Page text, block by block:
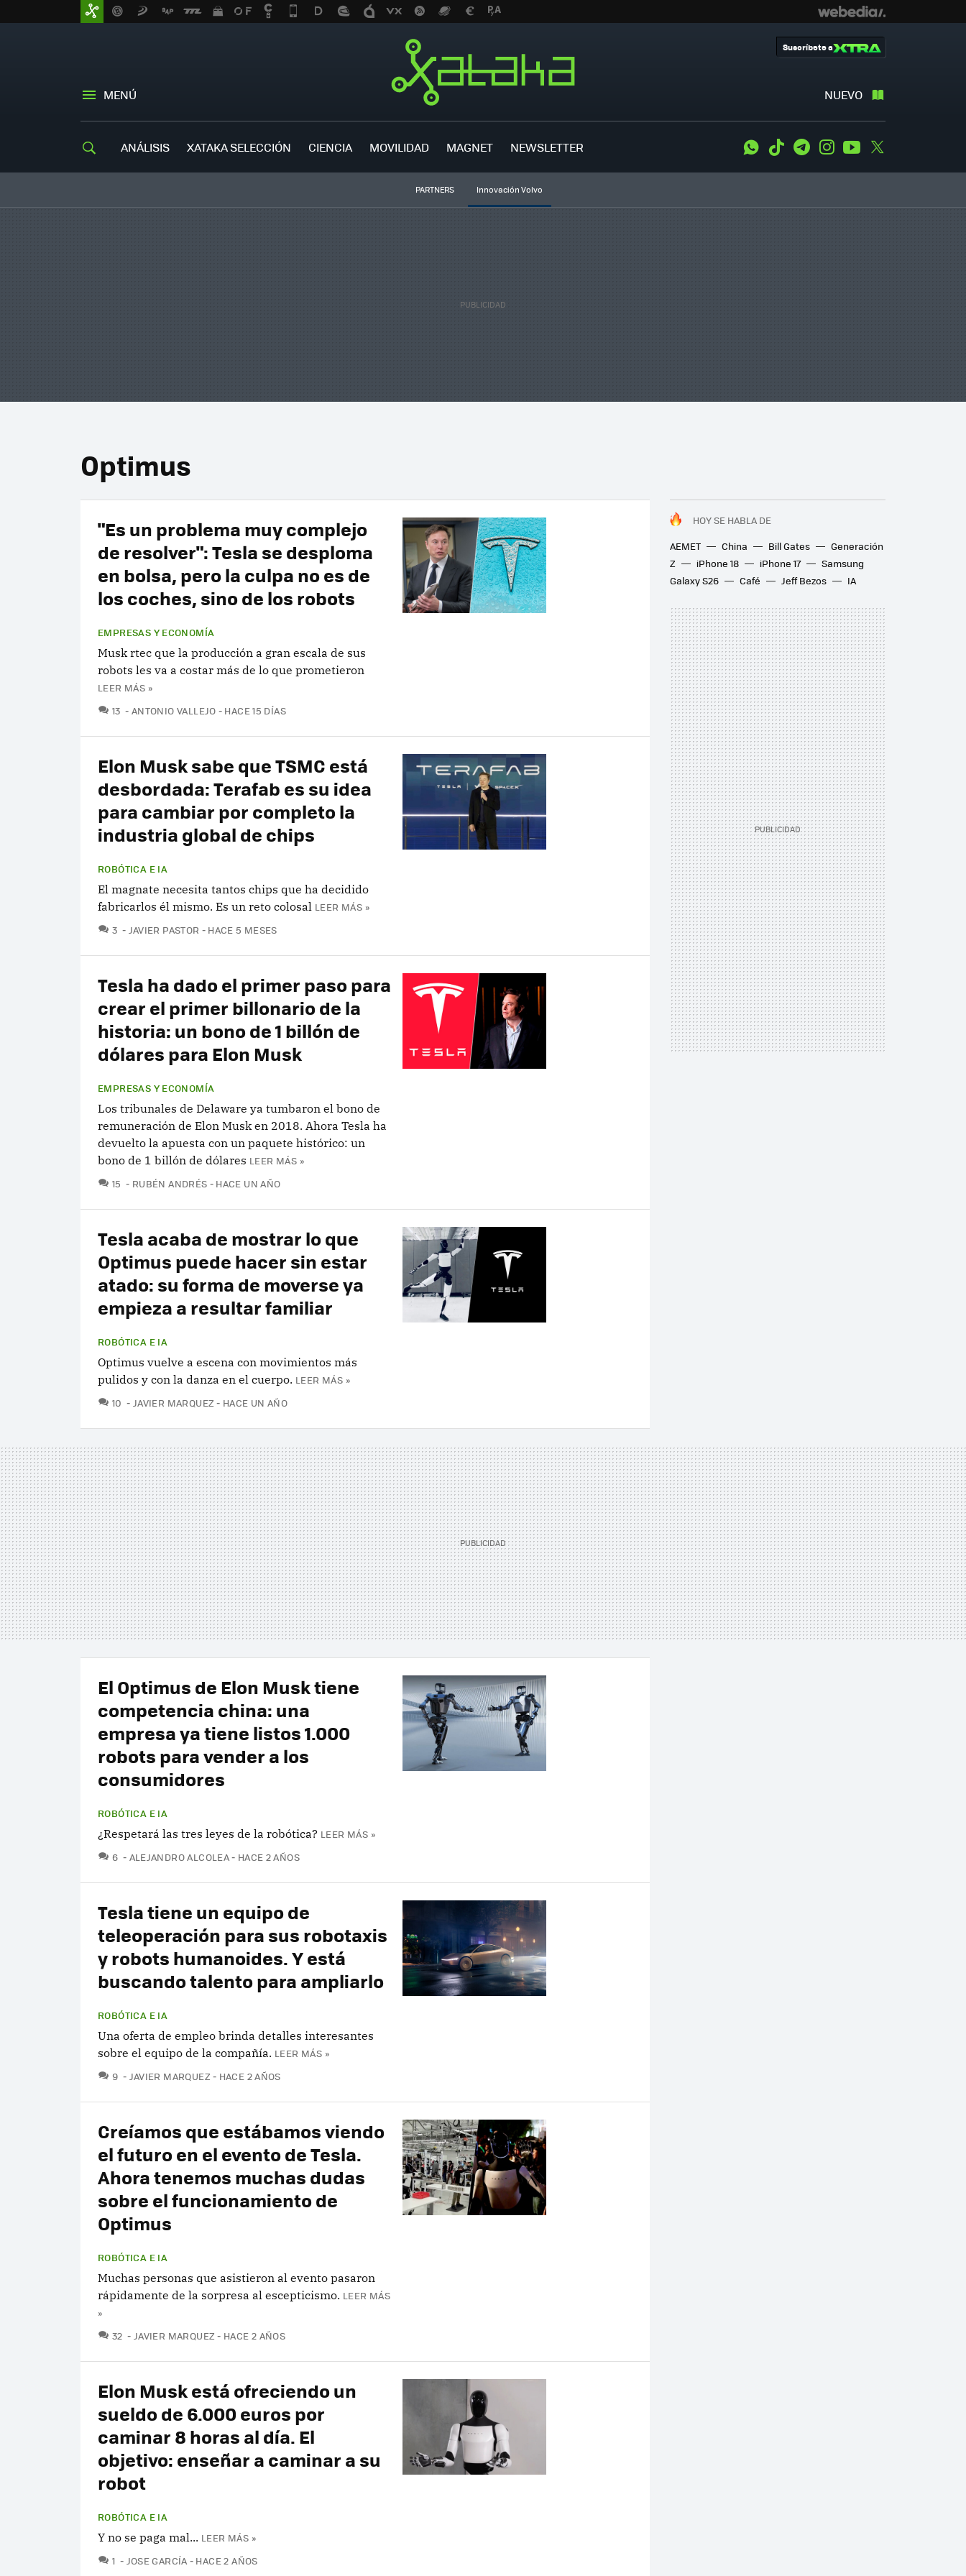
MENÚ NUEVO
Suscríbete a
ANÁLISIS XATAKA SELECCIÓN CIENCIA MOVILIDAD MAGNET NEWSLETTER WhatsApp
Tiktok TelegramInstagramYoutube
PARTNERS Innovación Volvo
Optimus
HOY SE HABLA DE
AEMET
China Bill Gates
Generación
Z
iPhone 18 iPhone 17
Samsung
Galaxy S26
Café Jeff Bezos IA
"Es un problema muy complejo
de resolver": Tesla se desploma
en bolsa, pero la culpa no es de
los coches, sino de los robots
EMPRESAS Y ECONOMÍA
Musk rtec que la producción a gran escala de sus
robots les va a costar más de lo que prometieron
LEER MÁS »
13 COMENTARIOS
ANTONIO VALLEJO HACE 15 DÍAS
Elon Musk sabe que TSMC está
desbordada: Terafab es su idea
para cambiar por completo la
industria global de chips
ROBÓTICA E IA
El magnate necesita tantos chips que ha decidido
fabricarlos él mismo. Es un reto colosal LEER MÁS »
3 COMENTARIOS
JAVIER PASTOR HACE 5 MESES
Tesla ha dado el primer paso para
crear el primer billonario de la
historia: un bono de 1 billón de
dólares para Elon Musk
EMPRESAS Y ECONOMÍA
Los tribunales de Delaware ya tumbaron el bono de
remuneración de Elon Musk en 2018. Ahora Tesla ha
devuelto la apuesta con un paquete histórico: un
bono de 1 billón de dólares LEER MÁS »
15 COMENTARIOS
RUBÉN ANDRÉS HACE UN AÑO
Tesla acaba de mostrar lo que
Optimus puede hacer sin estar
atado: su forma de moverse ya
empieza a resultar familiar
ROBÓTICA E IA
Optimus vuelve a escena con movimientos más
pulidos y con la danza en el cuerpo. LEER MÁS »
10 COMENTARIOS
JAVIER MARQUEZ HACE UN AÑO
El Optimus de Elon Musk tiene
competencia china: una
empresa ya tiene listos 1.000
robots para vender a los
consumidores
ROBÓTICA E IA
¿Respetará las tres leyes de la robótica? LEER MÁS »
6 COMENTARIOS
ALEJANDRO ALCOLEA HACE 2 AÑOS
Tesla tiene un equipo de
teleoperación para sus robotaxis
y robots humanoides. Y está
buscando talento para ampliarlo
ROBÓTICA E IA
Una oferta de empleo brinda detalles interesantes
sobre el equipo de la compañía. LEER MÁS »
9 COMENTARIOS
JAVIER MARQUEZ HACE 2 AÑOS
Creíamos que estábamos viendo
el futuro en el evento de Tesla.
Ahora tenemos muchas dudas
sobre el funcionamiento de
Optimus
ROBÓTICA E IA
Muchas personas que asistieron al evento pasaron
rápidamente de la sorpresa al escepticismo. LEER MÁS
»
32 COMENTARIOS
JAVIER MARQUEZ HACE 2 AÑOS
Elon Musk está ofreciendo un
sueldo de 6.000 euros por
caminar 8 horas al día. El
objetivo: enseñar a caminar a su
robot
ROBÓTICA E IA
Y no se paga mal... LEER MÁS »
1 COMENTARIOS
JOSE GARCÍA HACE 2 AÑOS